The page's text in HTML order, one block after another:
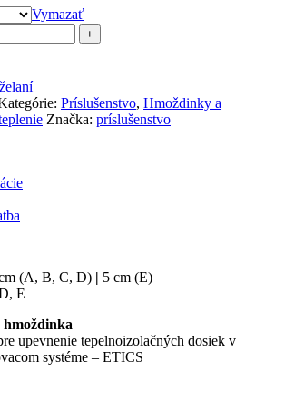
Vymazať
Príslušenstvo, Hmoždinky a
Značka: príslušenstvo
(A, B, C, D) | 5 cm (E)
E
upevnenie tepelnoizolačných dosiek v
systéme – ETICS